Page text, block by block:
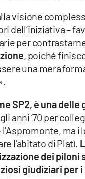
visione
dell’iniziativa –
per
, poiché
una mera
SP2, è una
anni ’70 per
ma
l’abitato di Platì.
dei
giudiziari per i